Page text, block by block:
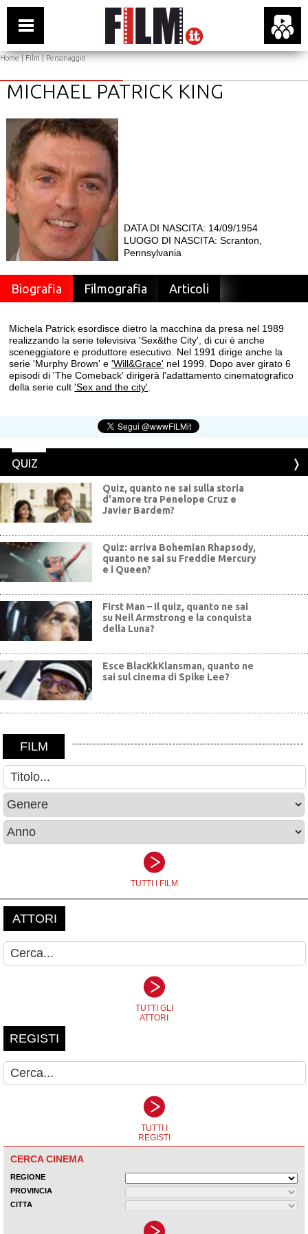
Home|Film| Personaggio
MICHAEL PATRICK KING
DATA DI NASCITA: 14/09/1954
LUOGO DI NASCITA: Scranton,
Pennsylvania
Biografia Filmografia Articoli
Michela Patrick esordisce dietro la macchina da presa nel 1989
realizzando la serie televisiva 'Sex&the City', di cui è anche
sceneggiatore e produttore esecutivo. Nel 1991 dirige anche la
serie 'Murphy Brown' e'Will&Grace' nel 1999. Dopo aver girato 6
episodi di 'The Comeback' dirigerà l'adattamento cinematografico
della serie cult'Sex and the city'
QUIZ
Quiz, quanto ne sai sulla storia
d'amore tra Penelope Cruz e
Javier Bardem?
Quiz: arriva Bohemian Rhapsody,
quanto ne sai su Freddie Mercury
e i Queen?
First Man – Il quiz, quanto ne sai
su Neil Armstrong e la conquista
della Luna?
Esce BlacKkKlansman, quanto ne
sai sul cinema di Spike Lee?